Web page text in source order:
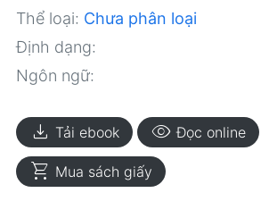
Thể loại: Chưa phân loại
Định dạng:
Ngôn ngữ:
download Tải ebook visibility Đọc online
shopping_cart Mua sách giấy